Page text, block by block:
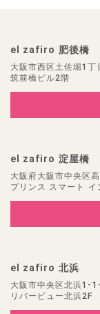
el zafiro 肥後橋
大阪市西区土佐堀1丁
筑前橋ビル2階
el zafiro 淀屋橋
大阪府大阪市中央区
プリンス スマート イ
el zafiro 北浜
大阪市中央区北浜1-
リバービュー北浜2F